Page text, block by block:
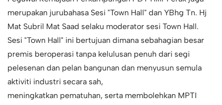
merupakan jurubahasa Sesi "Town Hall" dan YBhg Tn. Hj
Mat Subril Mat Saad selaku moderator sesi Town Hall.
Sesi "Town Hall" ini bertujuan dimana sebahagian besar
premis beroperasi tanpa kelulusan penuh dari segi
pelesenan dan pelan bangunan dan menyusun semula
aktiviti industri secara sah,
meningkatkan pematuhan, serta membolehkan MPTI